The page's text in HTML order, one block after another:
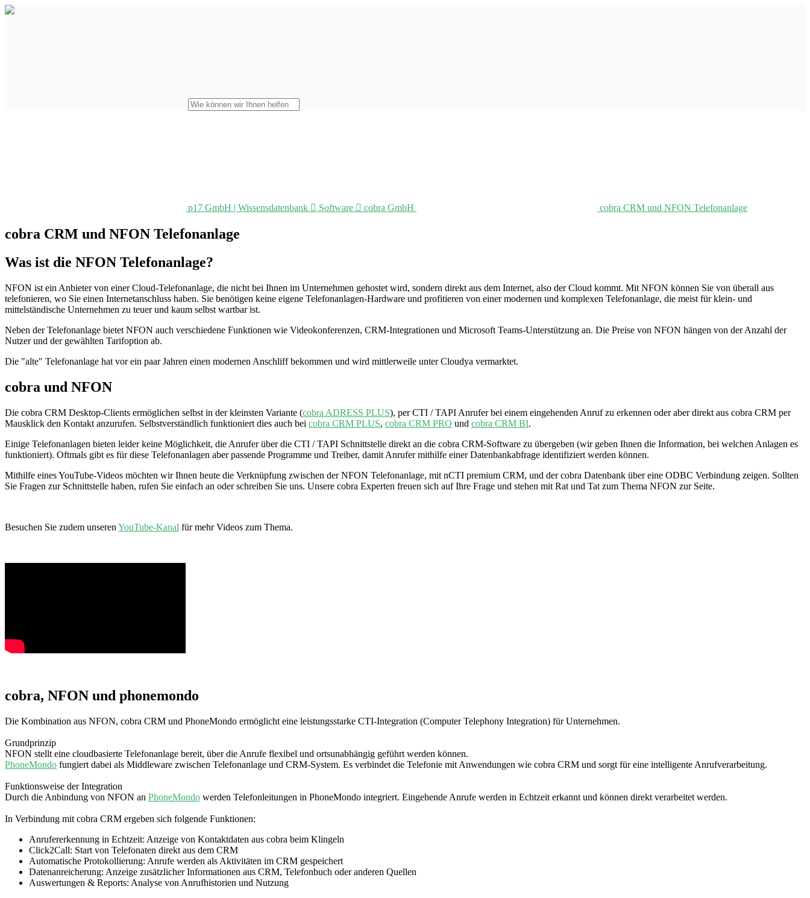
p17 GmbH | Wissensdatenbank  Software  cobra GmbH cobra CRM und NFON Telefonanlage
cobra CRM und NFON Telefonanlage
Was ist die NFON Telefonanlage?
NFON ist ein Anbieter von einer Cloud-Telefonanlage, die nicht bei Ihnen im Unternehmen gehostet wird, sondern direkt aus dem Internet, also der Cloud kommt. Mit NFON können Sie von überall aus
telefonieren, wo Sie einen Internetanschluss haben. Sie benötigen keine eigene Telefonanlagen-Hardware und profitieren von einer modernen und komplexen Telefonanlage, die meist für klein- und
mittelständische Unternehmen zu teuer und kaum selbst wartbar ist.
Neben der Telefonanlage bietet NFON auch verschiedene Funktionen wie Videokonferenzen, CRM-Integrationen und Microsoft Teams-Unterstützung an. Die Preise von NFON hängen von der Anzahl der
Nutzer und der gewählten Tarifoption ab.
Die "alte" Telefonanlage hat vor ein paar Jahren einen modernen Anschliff bekommen und wird mittlerweile unter Cloudya vermarktet.
cobra und NFON
Die cobra CRM Desktop-Clients ermöglichen selbst in der kleinsten Variante (cobra ADRESS PLUS), per CTI / TAPI Anrufer bei einem eingehenden Anruf zu erkennen oder aber direkt aus cobra CRM per
Mausklick den Kontakt anzurufen. Selbstverständlich funktioniert dies auch bei cobra CRM PLUS, cobra CRM PRO und cobra CRM BI.
Einige Telefonanlagen bieten leider keine Möglichkeit, die Anrufer über die CTI / TAPI Schnittstelle direkt an die cobra CRM-Software zu übergeben (wir geben Ihnen die Information, bei welchen Anlagen es
funktioniert). Oftmals gibt es für diese Telefonanlagen aber passende Programme und Treiber, damit Anrufer mithilfe einer Datenbankabfrage identifiziert werden können.
Mithilfe eines YouTube-Videos möchten wir Ihnen heute die Verknüpfung zwischen der NFON Telefonanlage, mit nCTI premium CRM, und der cobra Datenbank über eine ODBC Verbindung zeigen. Sollten
Sie Fragen zur Schnittstelle haben, rufen Sie einfach an oder schreiben Sie uns. Unsere cobra Experten freuen sich auf Ihre Frage und stehen mit Rat und Tat zum Thema NFON zur Seite.
Besuchen Sie zudem unseren YouTube-Kanal für mehr Videos zum Thema.
cobra, NFON und phonemondo
Die Kombination aus NFON, cobra CRM und PhoneMondo ermöglicht eine leistungsstarke CTI-Integration (Computer Telephony Integration) für Unternehmen.
Grundprinzip
NFON stellt eine cloudbasierte Telefonanlage bereit, über die Anrufe flexibel und ortsunabhängig geführt werden können.
PhoneMondo fungiert dabei als Middleware zwischen Telefonanlage und CRM-System. Es verbindet die Telefonie mit Anwendungen wie cobra CRM und sorgt für eine intelligente Anrufverarbeitung.
Funktionsweise der Integration
Durch die Anbindung von NFON an PhoneMondo werden Telefonleitungen in PhoneMondo integriert. Eingehende Anrufe werden in Echtzeit erkannt und können direkt verarbeitet werden.
In Verbindung mit cobra CRM ergeben sich folgende Funktionen:
Anrufererkennung in Echtzeit: Anzeige von Kontaktdaten aus cobra beim Klingeln
Click2Call: Start von Telefonaten direkt aus dem CRM
Automatische Protokollierung: Anrufe werden als Aktivitäten im CRM gespeichert
Datenanreicherung: Anzeige zusätzlicher Informationen aus CRM, Telefonbuch oder anderen Quellen
Auswertungen & Reports: Analyse von Anrufhistorien und Nutzung